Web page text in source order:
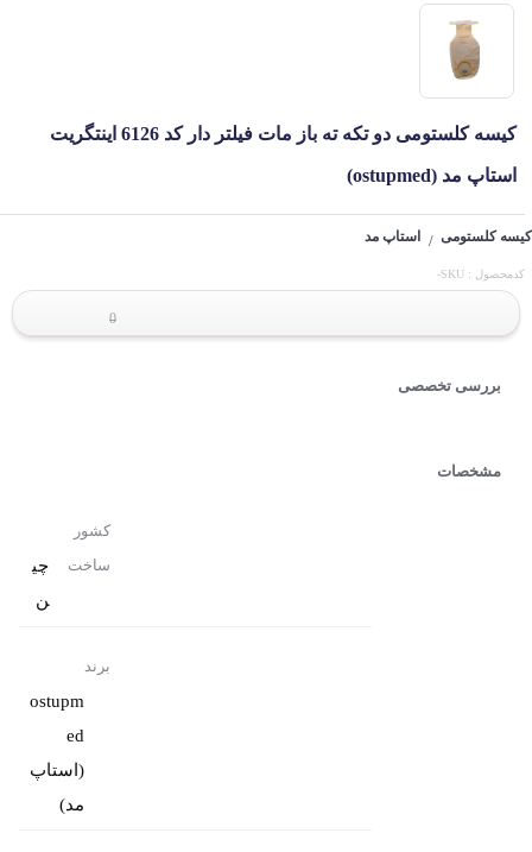
کیسه کلستومی دو تکه ته باز مات فیلتر دار کد 6126 اینتگریت
استاپ مد (ostupmed)
کیسه کلستومی / استاپ مد
کدمحصول : SKU-
0
بررسی تخصصی
مشخصات
کشور
ساخت
چی
ن
برند
ostupm
ed
(استاپ
مد)